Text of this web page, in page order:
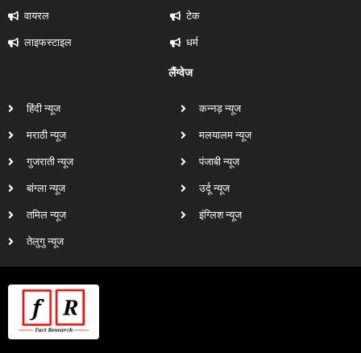
वायरल
लाइफस्टाइल
टेक
धर्म
लैंग्वेज
हिंदी न्यूज
मराठी न्यूज
गुजराती न्यूज
बांग्ला न्यूज
तमिल न्यूज
तेलुगु न्यूज
कन्नड़ न्यूज
मलयालम न्यूज
पंजाबी न्यूज
उर्दू न्यूज
इंग्लिश न्यूज